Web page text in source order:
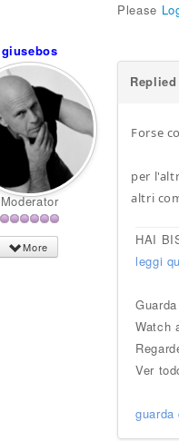
Please
giusebos
Moderator
More
Forse
per
altri
HAI
leggi
Watch
Ver
guarda